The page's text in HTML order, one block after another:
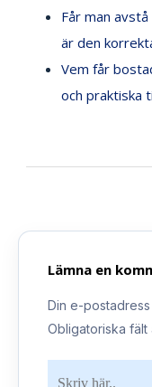
Får man
är den
Vem får
och praktiska
Lämna en
Din e-
Obligatoriska